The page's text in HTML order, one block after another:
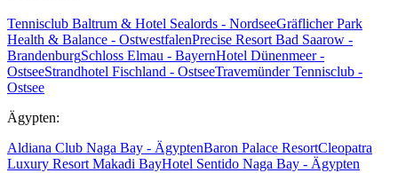
Tennisclub Baltrum & Hotel Sealords - NordseeGräflicher Park
Health & Balance - OstwestfalenPrecise Resort Bad Saarow -
BrandenburgSchloss Elmau - BayernHotel Dünenmeer -
OstseeStrandhotel Fischland - OstseeTravemünder Tennisclub -
Ostsee
Ägypten:
Aldiana Club Naga Bay - ÄgyptenBaron Palace ResortCleopatra
Luxury Resort Makadi BayHotel Sentido Naga Bay - Ägypten